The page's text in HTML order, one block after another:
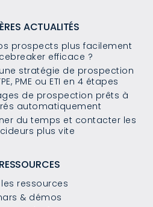
ACTUALITÉS
prospects plus facilement
efficace ?
stratégie de prospection
PME ou ETI en 4 étapes
de prospection prêts à
automatiquement
du temps et contacter les
plus vite
ressources
& démos